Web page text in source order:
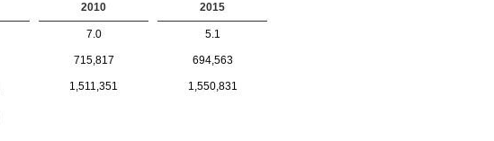
2010 2015
7.0 5.1
715,817 694,563
1,511,351 1,550,831